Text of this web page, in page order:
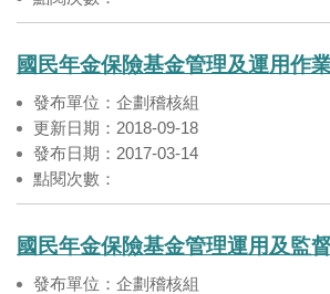
國民年金保險基金管理及運用作
發布單位：企劃稽核組
更新日期：2018-09-18
發布日期：2017-03-14
點閱次數：
國民年金保險基金管理運用及監
發布單位：企劃稽核組